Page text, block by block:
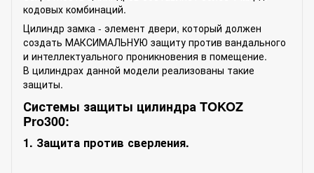
кодовых комбинаций.
Цилиндр замка - элемент двери, который должен
создать МАКСИМАЛЬНУЮ защиту против вандального
и интеллектуального проникновения в помещение.
В цилиндрах данной модели реализованы такие
защиты.
Системы защиты цилиндра TOKOZ
Pro300:
1. Защита против сверления.